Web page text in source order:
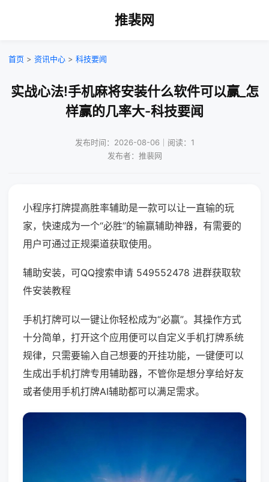
推裴网
首页 > 资讯中心 > 科技要闻
实战心法!手机麻将安装什么软件可以赢_怎
样赢的几率大-科技要闻
发布时间：2026-08-06｜阅读：1
发布者：推裴网
小程序打牌提高胜率辅助是一款可以让一直输的玩
家，快速成为一个“必胜”的输赢辅助神器，有需要的
用户可通过正规渠道获取使用。
辅助安装，可QQ搜索申请 549552478 进群获取软
件安装教程
手机打牌可以一键让你轻松成为“必赢”。其操作方式
十分简单，打开这个应用便可以自定义手机打牌系统
规律，只需要输入自己想要的开挂功能，一键便可以
生成出手机打牌专用辅助器，不管你是想分享给好友
或者使用手机打牌AI辅助都可以满足需求。